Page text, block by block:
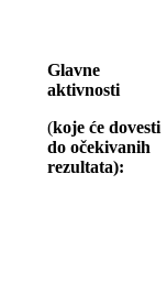
Glavne
aktivnosti
(koje će dovesti
do očekivanih
rezultata):